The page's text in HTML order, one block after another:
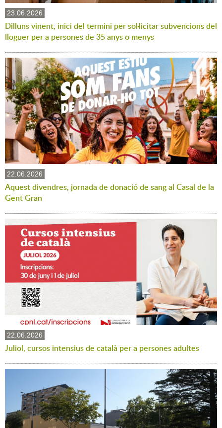
23.06.2026
Dilluns vinent, inici del termini per sol·licitar subvencions del
lloguer per a persones de 35 anys o menys
22.06.2026
Aquest divendres, jornada de donació de sang al Casal de la
Gent Gran
22.06.2026
Juliol, cursos intensius de català per a persones adultes